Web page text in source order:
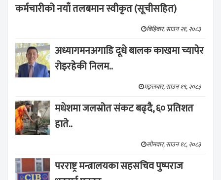
कर्मचारीको नयाँ तलबमान स्वीकृत (सूचीसहित)
बिहिबार, साउन २१, २०८३
अध्यागमनअगाडि दूधे बालक काखमा च्यापेर
रोइरहेकी निलम..
मङ्लबार, साउन १९, २०८३
मधेशमा जलस्रोत संकट बढ्दै, ६० प्रतिशत
हाते..
सोमवार, साउन १८, २०८३
परराष्ट्र मन्त्रालयका सहसचिव पुष्पराज